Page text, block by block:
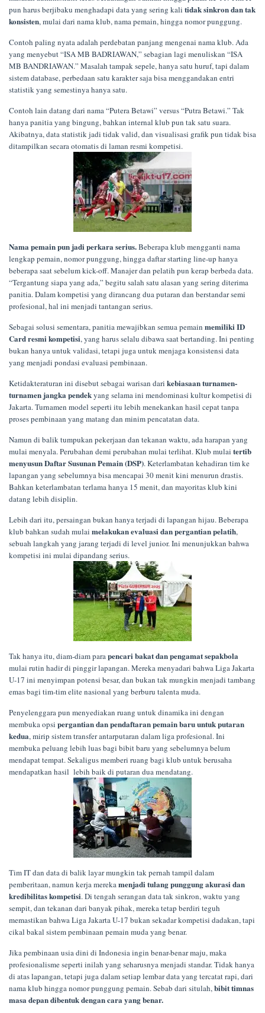
pun harus berjibaku menghadapi data yang sering kali tidak sinkron dan tak
konsisten, mulai dari nama klub, nama pemain, hingga nomor punggung.
Contoh paling nyata adalah perdebatan panjang mengenai nama klub. Ada
yang menyebut “ISA MB BADRIAWAN,” sebagian lagi menuliskan “ISA
MB BANDRIAWAN.” Masalah tampak sepele, hanya satu huruf, tapi dalam
sistem database, perbedaan satu karakter saja bisa menggandakan entri
statistik yang semestinya hanya satu.
Contoh lain datang dari nama “Putera Betawi” versus “Putra Betawi.” Tak
hanya panitia yang bingung, bahkan internal klub pun tak satu suara.
Akibatnya, data statistik jadi tidak valid, dan visualisasi grafik pun tidak bisa
ditampilkan secara otomatis di laman resmi kompetisi.
Nama pemain pun jadi perkara serius.Beberapa klub mengganti nama
lengkap pemain, nomor punggung, hingga daftar starting line-up hanya
beberapa saat sebelum kick-off. Manajer dan pelatih pun kerap berbeda data.
“Tergantung siapa yang ada,” begitu salah satu alasan yang sering diterima
panitia. Dalam kompetisi yang dirancang dua putaran dan berstandar semi
profesional, hal ini menjadi tantangan serius.
Sebagai solusi sementara, panitia mewajibkan semua pemain memiliki ID
Card resmi kompetisi, yang harus selalu dibawa saat bertanding. Ini penting
bukan hanya untuk validasi, tetapi juga untuk menjaga konsistensi data
yang menjadi pondasi evaluasi pembinaan.
Ketidakteraturan ini disebut sebagai warisan dari kebiasaan turnamen-
turnamen jangka pendekyang selama ini mendominasi kultur kompetisi di
Jakarta. Turnamen model seperti itu lebih menekankan hasil cepat tanpa
proses pembinaan yang matang dan minim pencatatan data.
Namun di balik tumpukan pekerjaan dan tekanan waktu, ada harapan yang
mulai menyala. Perubahan demi perubahan mulai terlihat. Klub mulai tertib
menyusun Daftar Susunan Pemain (DSP). Keterlambatan kehadiran tim ke
lapangan yang sebelumnya bisa mencapai 30 menit kini menurun drastis.
Bahkan keterlambatan terlama hanya 15 menit, dan mayoritas klub kini
datang lebih disiplin.
Lebih dari itu, persaingan bukan hanya terjadi di lapangan hijau. Beberapa
klub bahkan sudah mulai melakukan evaluasi dan pergantian pelatih,
sebuah langkah yang jarang terjadi di level junior. Ini menunjukkan bahwa
kompetisi ini mulai dipandang serius.
Tak hanya itu, diam-diam parapencari bakat dan pengamat sepakbola
mulai rutin hadir di pinggir lapangan. Mereka menyadari bahwa Liga Jakarta
U-17 ini menyimpan potensi besar, dan bukan tak mungkin menjadi tambang
emas bagi tim-tim elite nasional yang berburu talenta muda.
Penyelenggara pun menyediakan ruang untuk dinamika ini dengan
membuka opsi pergantian dan pendaftaran pemain baru untuk putaran
kedua, mirip sistem transfer antarputaran dalam liga profesional. Ini
membuka peluang lebih luas bagi bibit baru yang sebelumnya belum
mendapat tempat. Sekaligus memberi ruang bagi klub untuk berusaha
mendapatkan hasil lebih baik di putaran dua mendatang.
Tim IT dan data di balik layar mungkin tak pernah tampil dalam
pemberitaan, namun kerja merekamenjadi tulang punggung akurasi dan
kredibilitas kompetisi. Di tengah serangan data tak sinkron, waktu yang
sempit, dan tekanan dari banyak pihak, mereka tetap berdiri teguh
memastikan bahwa Liga Jakarta U-17 bukan sekadar kompetisi dadakan, tapi
cikal bakal sistem pembinaan pemain muda yang benar.
Jika pembinaan usia dini di Indonesia ingin benar-benar maju, maka
profesionalisme seperti inilah yang seharusnya menjadi standar. Tidak hanya
di atas lapangan, tetapi juga dalam setiap lembar data yang tercatat rapi, dari
nama klub hingga nomor punggung pemain. Sebab dari situlah,bibit timnas
masa depan dibentuk dengan cara yang benar.